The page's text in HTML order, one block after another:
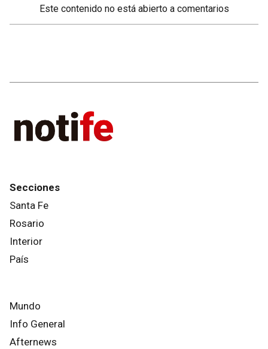
Este contenido no está abierto a comentarios
Secciones
Santa Fe
Rosario
Interior
País
Mundo
Info General
Afternews